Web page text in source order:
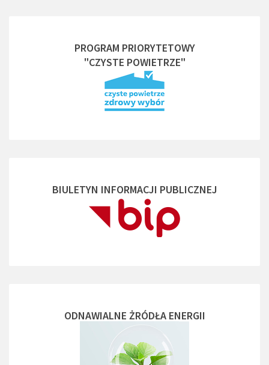
PROGRAM PRIORYTETOWY
"CZYSTE POWIETRZE"
BIULETYN INFORMACJI PUBLICZNEJ
ODNAWIALNE ŻRÓDŁA ENERGII